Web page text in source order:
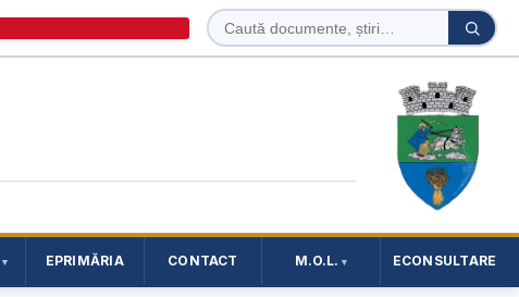
Caută
în
Caută
EPRIMĂRIA CONTACT M.O.L. ECONSULTARE